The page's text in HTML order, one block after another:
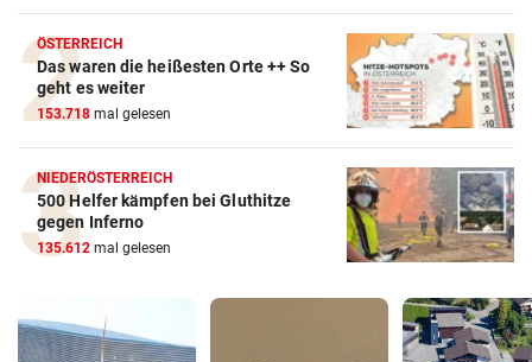
ÖSTERREICH
Das waren die heißesten Orte ++ So
geht es weiter
153.718 mal gelesen
NIEDERÖSTERREICH
500 Helfer kämpfen bei Gluthitze
gegen Inferno
135.612 mal gelesen